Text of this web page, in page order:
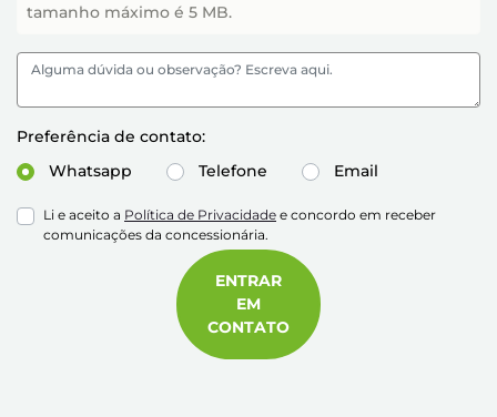
tamanho máximo é 5 MB.
Preferência de contato:
Whatsapp
Telefone Email
Li e aceito a Política de Privacidade e concordo em receber
comunicações da concessionária.
ENTRAR
EM
CONTATO